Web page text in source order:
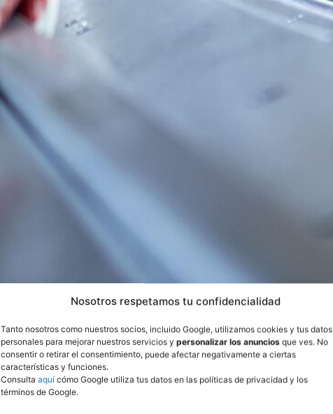
Nosotros respetamos tu confidencialidad
Tanto nosotros como nuestros socios, incluido Google, utilizamos cookies y tus datos
personales para mejorar nuestros servicios y personalizar los anuncios que ves. No
consentir o retirar el consentimiento, puede afectar negativamente a ciertas
características y funciones.
Consulta aquí cómo Google utiliza tus datos en las políticas de privacidad y los
términos de Google.